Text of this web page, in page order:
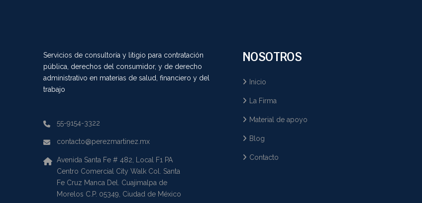
Servicios de consultoría y litigio para contratación
pública, derechos del consumidor, y de derecho
administrativo en materias de salud, financiero y del
trabajo
55-9154-3322
contacto@perezmartinez.mx
Avenida Santa Fe # 482, Local F1 PA
Centro Comercial City Walk Col. Santa
Fe Cruz Manca Del. Cuajimalpa de
Morelos C.P. 05349, Ciudad de México
NOSOTROS
Inicio
La Firma
Material de apoyo
Blog
Contacto